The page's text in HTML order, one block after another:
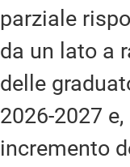
parziale
da un lato a
delle
2026-2027
incremento